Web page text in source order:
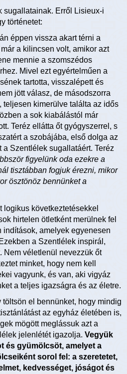
sugallatainak. Erről Lisieux-i
történetet:
éppen vissza akart térni a
a kilincsen volt, amikor azt
mennie a szomszédos
Mivel ezt egyértelműen a
tartotta, visszalépett és
jött válasz, de másodszorra
teljesen kimerülve találta az idős
a sok kiabálástól már
Teréz ellátta őt gyógyszerrel, s
a szobájába, első dolga az
a Szentlélek sugallatáért. Teréz
figyelünk oda ezekre a
tisztábban fogjuk érezni, mikor
ösztönöz bennünket a
következtetésekkel
hirtelen ötletként merülnek fel
indítások, amelyek egyenesen
a Szentlélek inspirál,
Nem véletlenül nevezzük őt
minket, hogy nem kell
vagyunk, és van, aki vigyáz
a teljes igazságra és az életre.
el bennünket, hogy mindig
az egyház életében is,
mögött meglássuk azt a
jelenlétét igazolja. Vegyük
és gyümölcsöt, amelyet a
sorol fel: a szeretetet,
kedvességet, jóságot és